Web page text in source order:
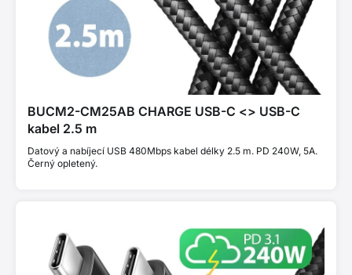
BUCM2-CM25AB CHARGE USB-C <> USB-C
kabel 2.5 m
Datový a nabíjecí USB 480Mbps kabel délky 2.5 m. PD 240W, 5A.
Černý opletený.